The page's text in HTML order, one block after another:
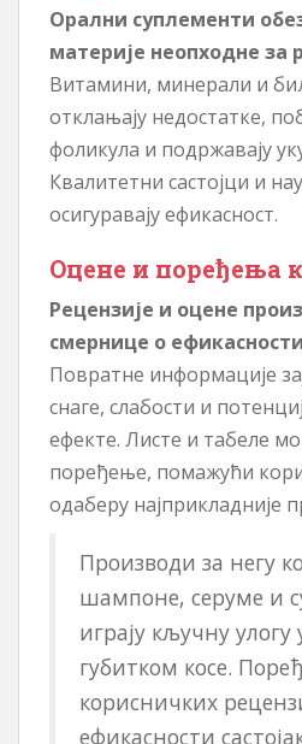
Орални суплементи
материје неопходне за
Витамини, минерали и
отклањају недостатке,
фоликула и подржавају
Квалитетни састојци и
осигуравају ефикасност.
Оцене и поређења
Рецензије и оцене
смернице о
Повратне информације
снаге, слабости и
ефекте. Листе и табеле
поређење, помажући
одаберу најприкладније
Производи за негу
шампоне, серуме и
играју кључну
губитком косе.
корисничких
ефикасности